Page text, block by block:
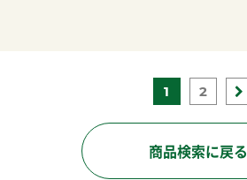
1 2
商品検索に戻る